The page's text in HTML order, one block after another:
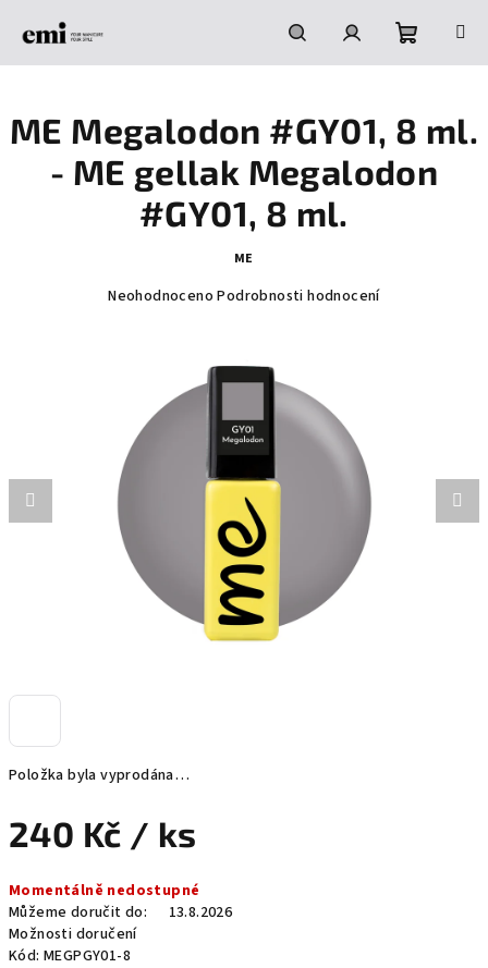
HledatPřihlášeníNákupní
košík
Položka byla vyprodána…
240 Kč / ks
cena:
Momentálně nedostupné
Můžeme doručit do:
13.8.2026
Možnosti doručení
Kód: MEGPGY01-8
ME Megalodon #GY01, 8 ml.
- ME gellak Megalodon
#GY01, 8 ml.
ME
Průměrné
hvězdiček.
Neohodnoceno Podrobnosti hodnocení